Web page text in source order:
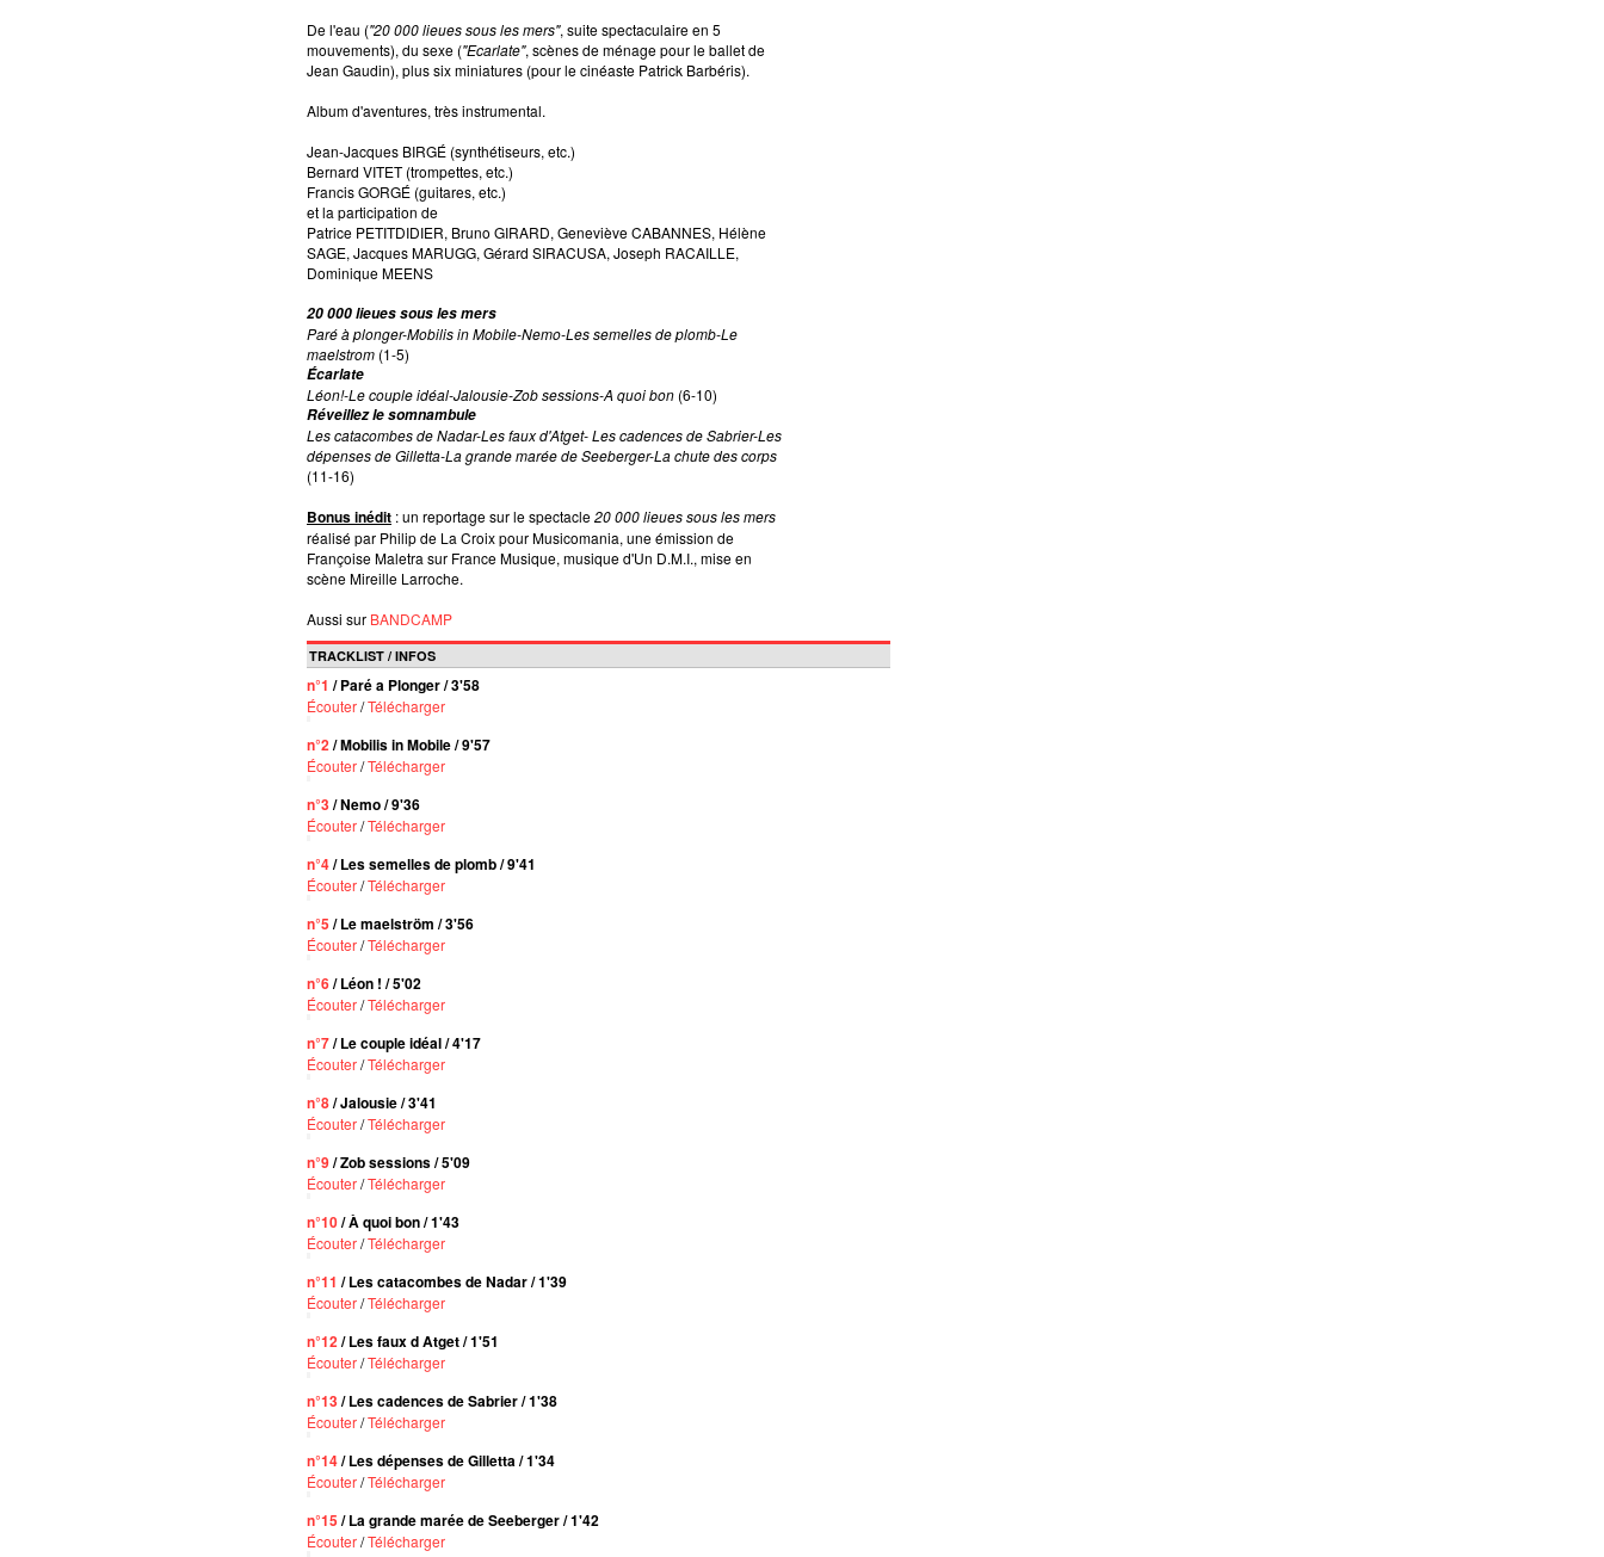
De l'eau ("20 000 lieues sous les mers", suite spectaculaire en 5
mouvements), du sexe ("Ecarlate", scènes de ménage pour le ballet de
Jean Gaudin), plus six miniatures (pour le cinéaste Patrick Barbéris).
Album d'aventures, très instrumental.
Jean-Jacques BIRGÉ (synthétiseurs, etc.)
Bernard VITET (trompettes, etc.)
Francis GORGÉ (guitares, etc.)
et la participation de
Patrice PETITDIDIER, Bruno GIRARD, Geneviève CABANNES, Hélène
SAGE, Jacques MARUGG, Gérard SIRACUSA, Joseph RACAILLE,
Dominique MEENS
20 000 lieues sous les mers
Paré à plonger-Mobilis in Mobile-Nemo-Les semelles de plomb-Le
maelstrom (1-5)
Écarlate
Léon!-Le couple idéal-Jalousie-Zob sessions-A quoi bon (6-10)
Réveillez le somnambule
Les catacombes de Nadar-Les faux d'Atget- Les cadences de Sabrier-Les
dépenses de Gilletta-La grande marée de Seeberger-La chute des corps
(11-16)
Bonus inédit : un reportage sur le spectacle20 000 lieues sous les mers
réalisé par Philip de La Croix pour Musicomania, une émission de
Françoise Maletra sur France Musique, musique d'Un D.M.I., mise en
scène Mireille Larroche.
Aussi sur BANDCAMP
TRACKLIST / INFOS
n°1 / Paré a Plonger / 3'58
Écouter/Télécharger
n°2/ Mobilis in Mobile / 9'57
Écouter/Télécharger
n°3/ Nemo / 9'36
Écouter/Télécharger
n°4/ Les semelles de plomb / 9'41
Écouter/Télécharger
n°5 / Le maelström / 3'56
Écouter/Télécharger
n°6/ Léon ! / 5'02
Écouter/Télécharger
n°7/ Le couple idéal / 4'17
Écouter/Télécharger
n°8/ Jalousie / 3'41
Écouter/Télécharger
n°9/ Zob sessions / 5'09
Écouter/Télécharger
n°10/ À quoi bon / 1'43
Écouter/Télécharger
n°11 / Les catacombes de Nadar / 1'39
Écouter/Télécharger
n°12/ Les faux d Atget / 1'51
Écouter/Télécharger
n°13/ Les cadences de Sabrier / 1'38
Écouter/Télécharger
n°14/ Les dépenses de Gilletta / 1'34
Écouter/Télécharger
n°15 / La grande marée de Seeberger / 1'42
Écouter/Télécharger